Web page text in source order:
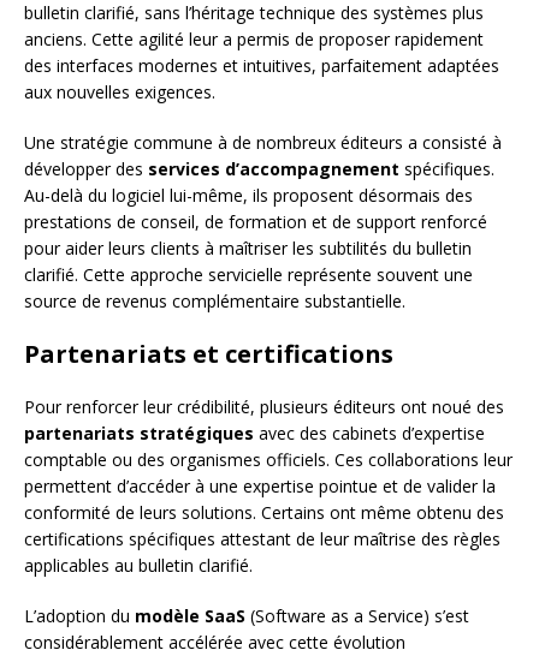
bulletin clarifié, sans l’héritage technique des systèmes plus
anciens. Cette agilité leur a permis de proposer rapidement
des interfaces modernes et intuitives, parfaitement adaptées
aux nouvelles exigences.
Une stratégie commune à de nombreux éditeurs a consisté à
développer des services d’accompagnement spécifiques.
Au-delà du logiciel lui-même, ils proposent désormais des
prestations de conseil, de formation et de support renforcé
pour aider leurs clients à maîtriser les subtilités du bulletin
clarifié. Cette approche servicielle représente souvent une
source de revenus complémentaire substantielle.
Partenariats et certifications
Pour renforcer leur crédibilité, plusieurs éditeurs ont noué des
partenariats stratégiques avec des cabinets d’expertise
comptable ou des organismes officiels. Ces collaborations leur
permettent d’accéder à une expertise pointue et de valider la
conformité de leurs solutions. Certains ont même obtenu des
certifications spécifiques attestant de leur maîtrise des règles
applicables au bulletin clarifié.
L’adoption du modèle SaaS (Software as a Service) s’est
considérablement accélérée avec cette évolution